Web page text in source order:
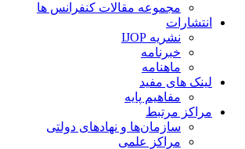
مجموعه مقالات کنفرانس ها
انتشارات
نشریه IJOP
خبرنامه
ماهنامه
لینک های مفید
مفاهیم پایه
مراکز مرتبط
سازمان‌ها و نهادهای دولتی
مراکز علمی